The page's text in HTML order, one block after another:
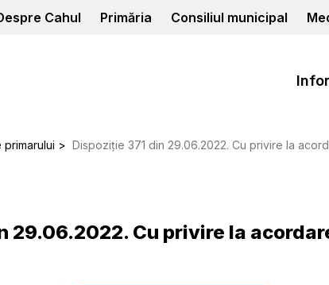
Cahul Primăria Consiliul municipal
Dispoziție 371 din 29.06.2022. Cu privire la acordarea mijlocului
29.06.2022. Cu privire la